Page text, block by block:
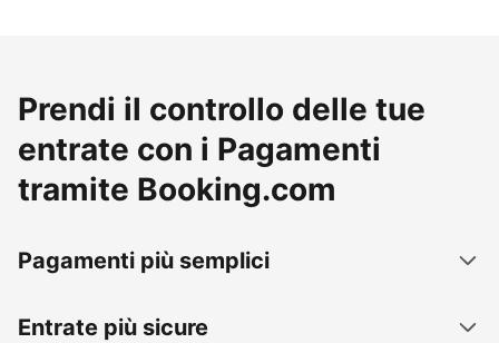
Prendi il controllo delle tue
entrate con i Pagamenti
tramite Booking.com
Pagamenti più semplici
Entrate più sicure